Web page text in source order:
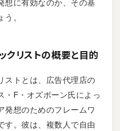
想に有効なのか、その基
。
クリストの概要と目的
ストとは、広告代理店の
・F・オズボーン氏によっ
発想のためのフレームワ
す。彼は、複数人で自由